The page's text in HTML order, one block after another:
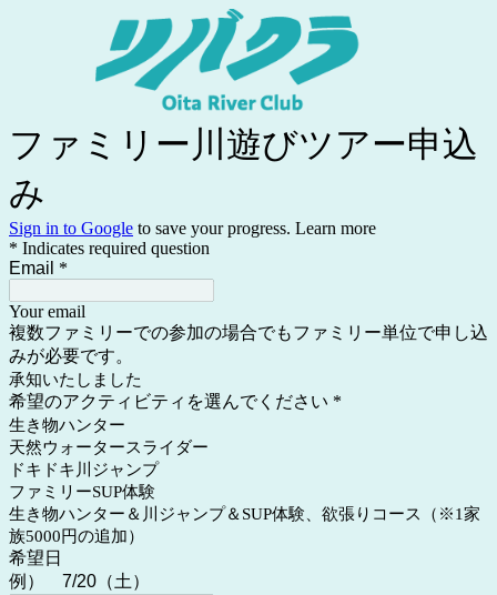
ファミリー川遊びツアー申込
み
Sign in to Google to save your progress. Learn more
* Indicates required question
Email *
Your email
複数ファミリーでの参加の場合でもファミリー単位で申し込
みが必要です。
承知いたしました
希望のアクティビティを選んでください *
生き物ハンター
天然ウォータースライダー
ドキドキ川ジャンプ
ファミリーSUP体験
生き物ハンター＆川ジャンプ＆SUP体験、欲張りコース（※1家
族5000円の追加）
希望日
例） 7/20（土）